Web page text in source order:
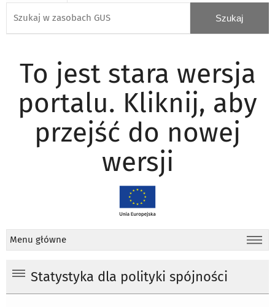
To jest stara wersja
portalu. Kliknij, aby
przejść do nowej
wersji
Menu główne
Statystyka dla polityki spójności